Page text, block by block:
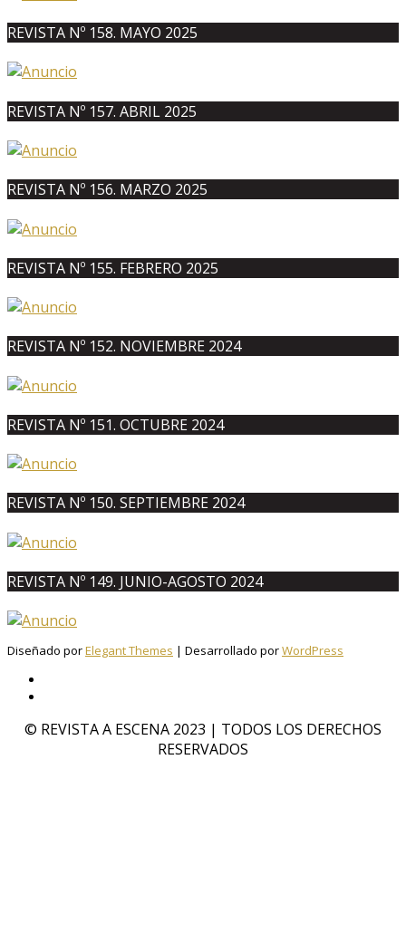
REVISTA Nº 158. MAYO 2025
REVISTA Nº 157. ABRIL 2025
REVISTA Nº 156. MARZO 2025
REVISTA Nº 155. FEBRERO 2025
REVISTA Nº 152. NOVIEMBRE 2024
REVISTA Nº 151. OCTUBRE 2024
REVISTA Nº 150. SEPTIEMBRE 2024
REVISTA Nº 149. JUNIO-AGOSTO 2024
Diseñado porElegant Themes | Desarrollado porWordPress
© REVISTA A ESCENA 2023 | TODOS LOS DERECHOS
RESERVADOS